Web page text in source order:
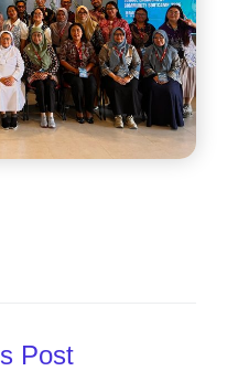
Post